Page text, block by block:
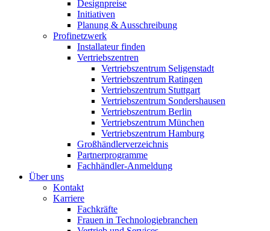
Designpreise
Initiativen
Planung & Ausschreibung
Profinetzwerk
Installateur finden
Vertriebszentren
Vertriebszentrum Seligenstadt
Vertriebszentrum Ratingen
Vertriebszentrum Stuttgart
Vertriebszentrum Sondershausen
Vertriebszentrum Berlin
Vertriebszentrum München
Vertriebszentrum Hamburg
Großhändlerverzeichnis
Partnerprogramme
Fachhändler-Anmeldung
Über uns
Kontakt
Karriere
Fachkräfte
Frauen in Technologiebranchen